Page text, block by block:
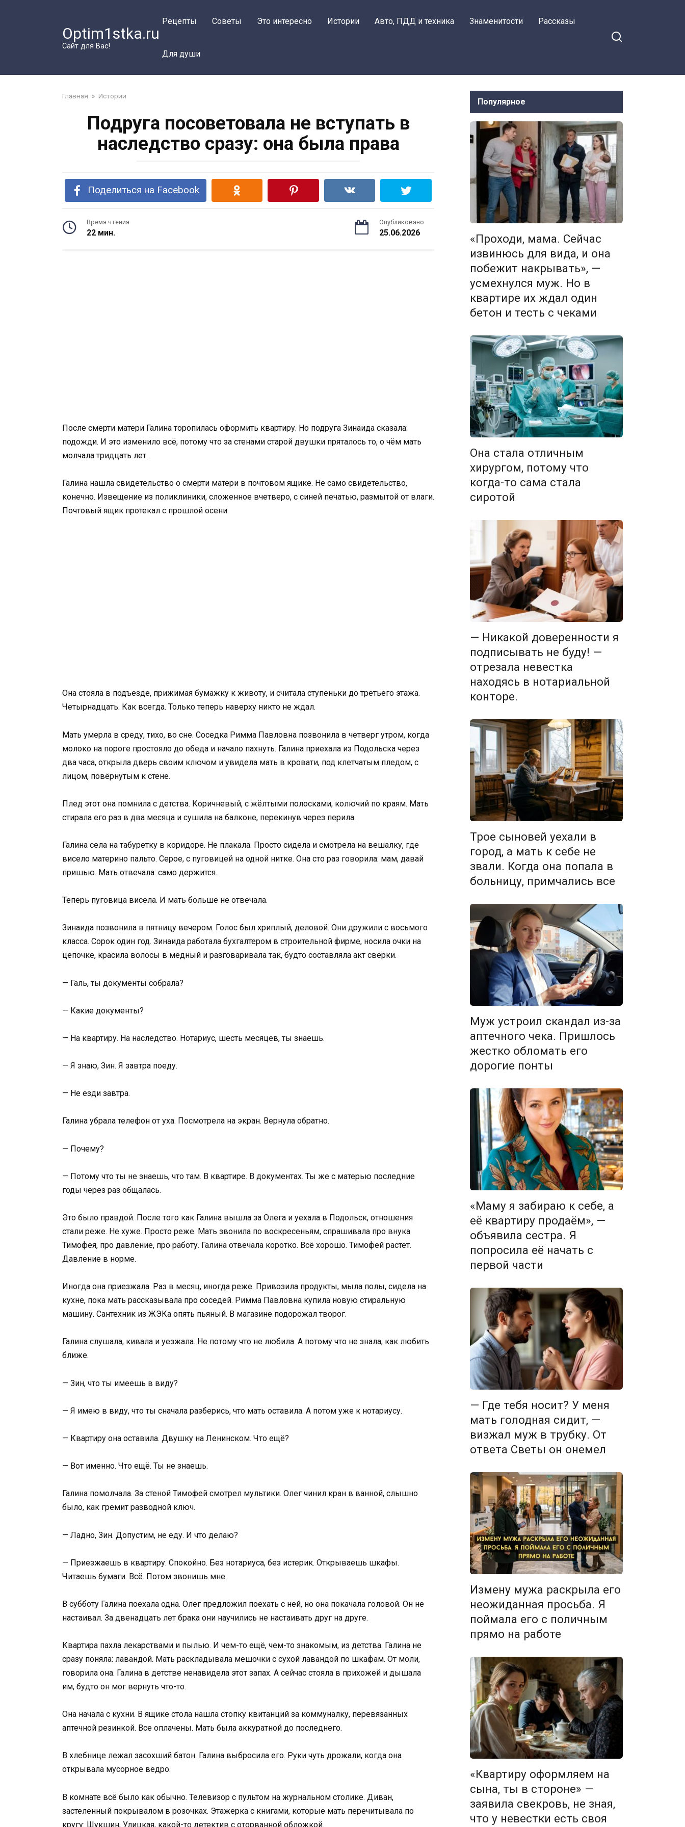
Optim1stka.ru
Сайт для Вас!
Рецепты Советы Это интересно Истории Авто, ПДД и техника Знаменитости Рассказы
Для души
Главная » Истории
Подруга посоветовала не вступать в
наследство сразу: она была права
Поделиться на Facebook
Время чтения
22 мин.
Опубликовано
25.06.2026
После смерти матери Галина торопилась оформить квартиру. Но подруга Зинаида сказала:
подожди. И это изменило всё, потому что за стенами старой двушки пряталось то, о чём мать
молчала тридцать лет.
Галина нашла свидетельство о смерти матери в почтовом ящике. Не само свидетельство,
конечно. Извещение из поликлиники, сложенное вчетверо, с синей печатью, размытой от влаги.
Почтовый ящик протекал с прошлой осени.
Она стояла в подъезде, прижимая бумажку к животу, и считала ступеньки до третьего этажа.
Четырнадцать. Как всегда. Только теперь наверху никто не ждал.
Мать умерла в среду, тихо, во сне. Соседка Римма Павловна позвонила в четверг утром, когда
молоко на пороге простояло до обеда и начало пахнуть. Галина приехала из Подольска через
два часа, открыла дверь своим ключом и увидела мать в кровати, под клетчатым пледом, с
лицом, повёрнутым к стене.
Плед этот она помнила с детства. Коричневый, с жёлтыми полосками, колючий по краям. Мать
стирала его раз в два месяца и сушила на балконе, перекинув через перила.
Галина села на табуретку в коридоре. Не плакала. Просто сидела и смотрела на вешалку, где
висело материно пальто. Серое, с пуговицей на одной нитке. Она сто раз говорила: мам, давай
пришью. Мать отвечала: само держится.
Теперь пуговица висела. И мать больше не отвечала.
Зинаида позвонила в пятницу вечером. Голос был хриплый, деловой. Они дружили с восьмого
класса. Сорок один год. Зинаида работала бухгалтером в строительной фирме, носила очки на
цепочке, красила волосы в медный и разговаривала так, будто составляла акт сверки.
— Галь, ты документы собрала?
— Какие документы?
— На квартиру. На наследство. Нотариус, шесть месяцев, ты знаешь.
— Я знаю, Зин. Я завтра поеду.
— Не езди завтра.
Галина убрала телефон от уха. Посмотрела на экран. Вернула обратно.
— Почему?
— Потому что ты не знаешь, что там. В квартире. В документах. Ты же с матерью последние
годы через раз общалась.
Это было правдой. После того как Галина вышла за Олега и уехала в Подольск, отношения
стали реже. Не хуже. Просто реже. Мать звонила по воскресеньям, спрашивала про внука
Тимофея, про давление, про работу. Галина отвечала коротко. Всё хорошо. Тимофей растёт.
Давление в норме.
Иногда она приезжала. Раз в месяц, иногда реже. Привозила продукты, мыла полы, сидела на
кухне, пока мать рассказывала про соседей. Римма Павловна купила новую стиральную
машину. Сантехник из ЖЭКа опять пьяный. В магазине подорожал творог.
Галина слушала, кивала и уезжала. Не потому что не любила. А потому что не знала, как любить
ближе.
— Зин, что ты имеешь в виду?
— Я имею в виду, что ты сначала разберись, что мать оставила. А потом уже к нотариусу.
— Квартиру она оставила. Двушку на Ленинском. Что ещё?
— Вот именно. Что ещё. Ты не знаешь.
Галина помолчала. За стеной Тимофей смотрел мультики. Олег чинил кран в ванной, слышно
было, как гремит разводной ключ.
— Ладно, Зин. Допустим, не еду. И что делаю?
— Приезжаешь в квартиру. Спокойно. Без нотариуса, без истерик. Открываешь шкафы.
Читаешь бумаги. Всё. Потом звонишь мне.
В субботу Галина поехала одна. Олег предложил поехать с ней, но она покачала головой. Он не
настаивал. За двенадцать лет брака они научились не настаивать друг на друге.
Квартира пахла лекарствами и пылью. И чем-то ещё, чем-то знакомым, из детства. Галина не
сразу поняла: лавандой. Мать раскладывала мешочки с сухой лавандой по шкафам. От моли,
говорила она. Галина в детстве ненавидела этот запах. А сейчас стояла в прихожей и дышала
им, будто он мог вернуть что-то.
Она начала с кухни. В ящике стола нашла стопку квитанций за коммуналку, перевязанных
аптечной резинкой. Все оплачены. Мать была аккуратной до последнего.
В хлебнице лежал засохший батон. Галина выбросила его. Руки чуть дрожали, когда она
открывала мусорное ведро.
В комнате всё было как обычно. Телевизор с пультом на журнальном столике. Диван,
застеленный покрывалом в розочках. Этажерка с книгами, которые мать перечитывала по
кругу: Шукшин, Улицкая, какой-то детектив с оторванной обложкой.
Популярное
«Проходи, мама. Сейчас
извинюсь для вида, и она
побежит накрывать», —
усмехнулся муж. Но в
квартире их ждал один
бетон и тесть с чеками
Она стала отличным
хирургом, потому что
когда-то сама стала
сиротой
— Никакой доверенности я
подписывать не буду! —
отрезала невестка
находясь в нотариальной
конторе.
Трое сыновей уехали в
город, а мать к себе не
звали. Когда она попала в
больницу, примчались все
Муж устроил скандал из-за
аптечного чека. Пришлось
жестко обломать его
дорогие понты
«Маму я забираю к себе, а
её квартиру продаём», —
объявила сестра. Я
попросила её начать с
первой части
— Где тебя носит? У меня
мать голодная сидит, —
визжал муж в трубку. От
ответа Светы он онемел
Измену мужа раскрыла его
неожиданная просьба. Я
поймала его с поличным
прямо на работе
«Квартиру оформляем на
сына, ты в стороне» —
заявила свекровь, не зная,
что у невестки есть своя